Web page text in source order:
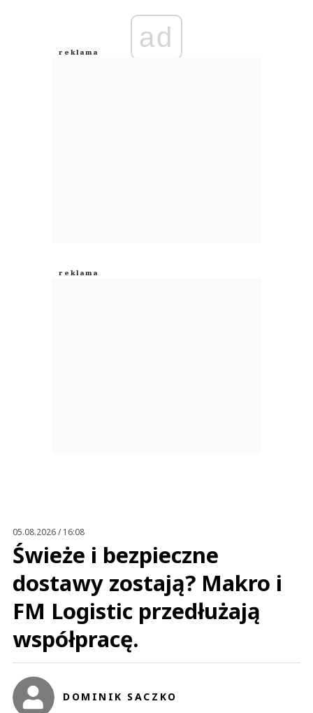
Anuluj
ad
05.08.2026 / 16:08
Świeże i bezpieczne
dostawy zostają? Makro i
FM Logistic przedłużają
współpracę.
DOMINIK SACZKO